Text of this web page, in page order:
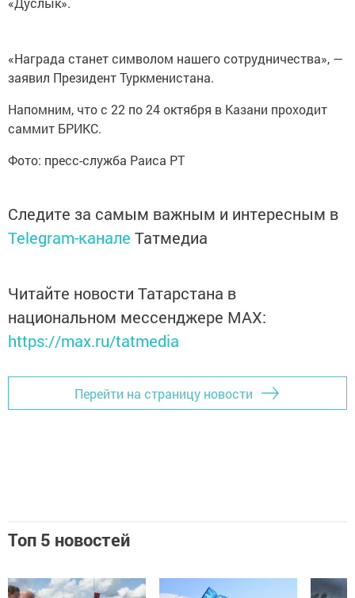
«Награда станет символом нашего сотрудничества», —
заявил Президент Туркменистана.
Напомним, что с 22 по 24 октября в Казани проходит
саммит БРИКС.
Фото: пресс-служба Раиса РТ
Следите за самым важным и интересным в
Telegram-канале Татмедиа
Читайте новости Татарстана в
национальном мессенджере MАХ:
https://max.ru/tatmedia
Перейти на страницу новости
Топ 5 новостей